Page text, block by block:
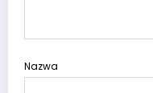
Nazwa